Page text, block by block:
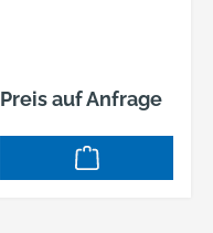
Preis auf Anfrage